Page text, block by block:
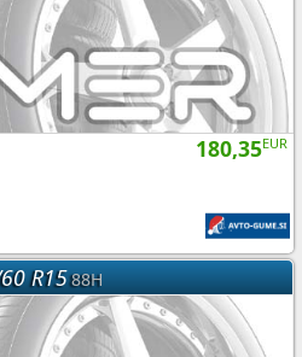
180,35EUR
R1588H